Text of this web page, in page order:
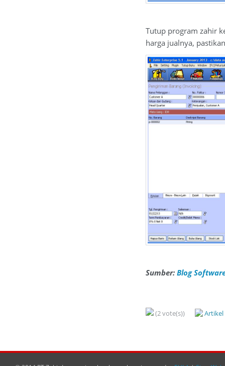
Tutup program zahir
harga jualnya,
Sumber: Blog
(2 vote(s))